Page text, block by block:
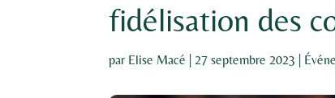
fidélisation des
par Elise Macé 27 septembre 2023